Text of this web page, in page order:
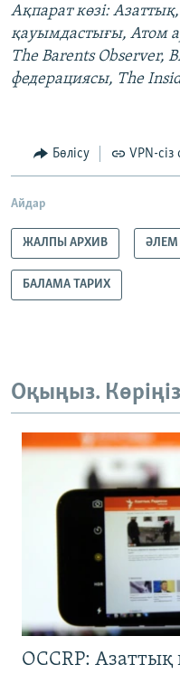
Ақпарат көзі: Азаттық,
қауымдастығы, Атом
The Barents Observer,
федерациясы, The
Бөлісу VPN-сіз
Айдар
ЖАЛПЫ АРХИВ ӘЛЕМ
БАЛАМА ТАРИХ
Оқыңыз.
OCCRP: